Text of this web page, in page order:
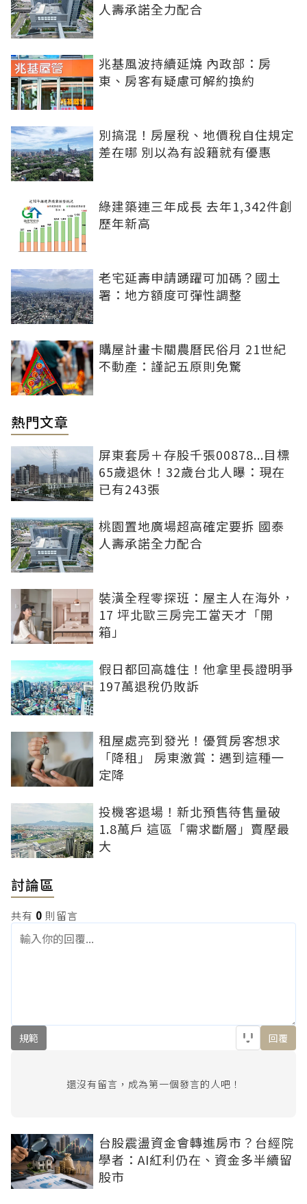
人壽承諾全力配合
兆基風波持續延燒 內政部：房
東、房客有疑慮可解約換約
別搞混！房屋稅、地價稅自住規定
差在哪 別以為有設籍就有優惠
綠建築連三年成長 去年1,342件創
歷年新高
老宅延壽申請踴躍可加碼？國土
署：地方額度可彈性調整
購屋計畫卡關農曆民俗月 21世紀
不動產：謹記五原則免驚
熱門文章
屏東套房＋存股千張00878...目標
65歲退休！32歲台北人曝：現在
已有243張
桃園置地廣場超高確定要拆 國泰
人壽承諾全力配合
裝潢全程零探班：屋主人在海外，
17 坪北歐三房完工當天才「開
箱」
假日都回高雄住！他拿里長證明爭
197萬退稅仍敗訴
租屋處亮到發光！優質房客想求
「降租」 房東激賞：遇到這種一
定降
投機客退場！新北預售待售量破
1.8萬戶 這區「需求斷層」賣壓最
大
討論區
共有 0 則留言
規範 回覆
還沒有留言，成為第一個發言的人吧！
台股震盪資金會轉進房市？台經院
學者：AI紅利仍在、資金多半續留
股市